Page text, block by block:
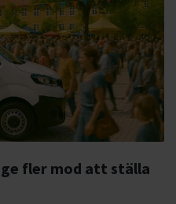
fler mod att ställa